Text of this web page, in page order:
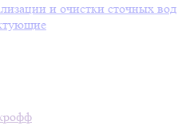
и очистки сточных вод